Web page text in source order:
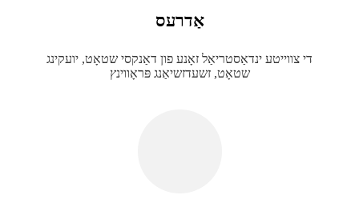
אַדרעס
די צווייטע ינדאַסטריאַל זאָנע פון ​​דאַנקסי שטאָט, יועקינג
שטאָט, זשעדזשיאַנג פּראָווינץ